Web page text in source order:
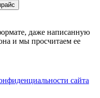
даже написанную
и мы просчитаем ее
сайта